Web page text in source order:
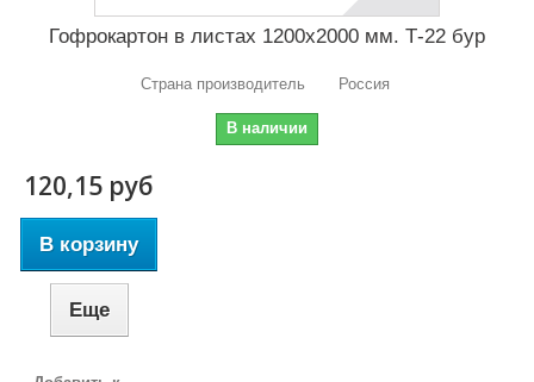
Гофрокартон в листах 1200х2000 мм. Т-22 бур
Страна производитель Россия
В наличии
120,15 руб
В корзину
Еще